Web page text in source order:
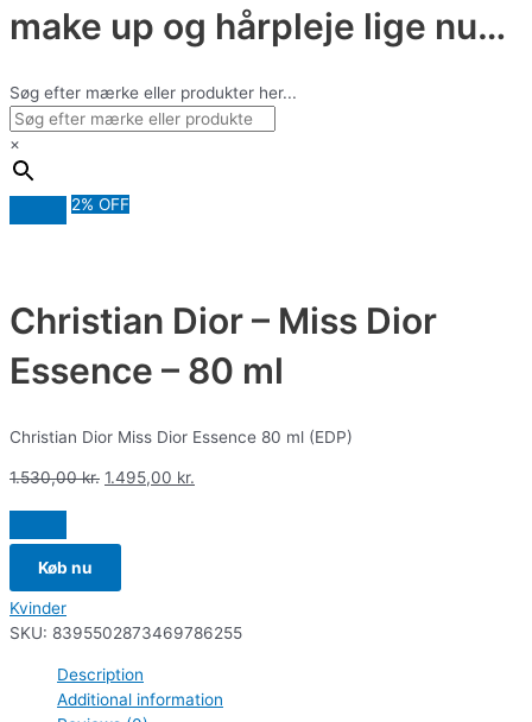
make up og hårpleje lige nu…
Søg efter mærke eller produkter her...
×
2% OFF
Christian Dior – Miss Dior
Essence – 80 ml
Christian Dior Miss Dior Essence 80 ml (EDP)
1.530,00kr. 1.495,00 kr.
Køb nu
Kvinder
SKU: 8395502873469786255
Description
Additional information